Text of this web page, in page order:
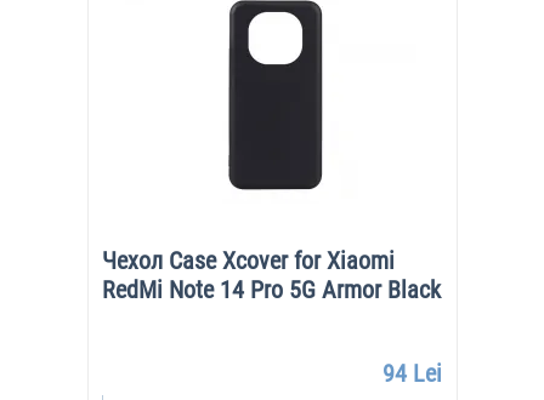
Чехол Case Xcover for Xiaomi
RedMi Note 14 Pro 5G Armor Black
94 Lei